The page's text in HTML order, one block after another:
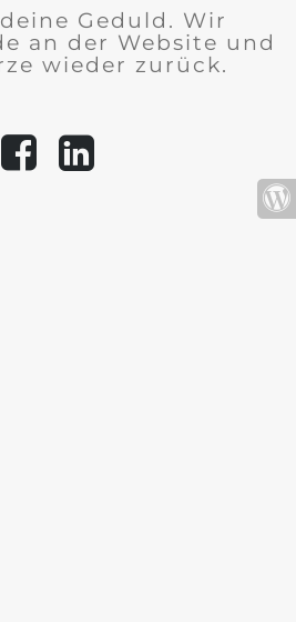
Geduld. Wir
an der Website und
wieder zurück.